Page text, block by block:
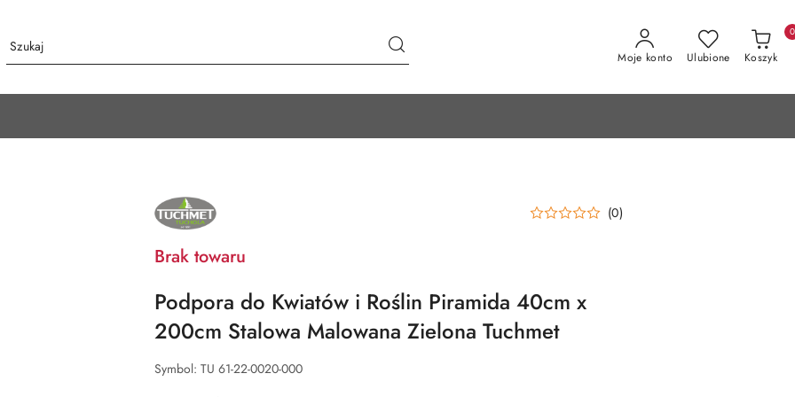
Moje konto Ulubione Koszyk
0
NAZWA
PRODUCENTA:
TUCHMET
(0)
Brak towaru
Podpora do Kwiatów i Roślin Piramida 40cm x
200cm Stalowa Malowana Zielona Tuchmet
Symbol: TU 61-22-0020-000